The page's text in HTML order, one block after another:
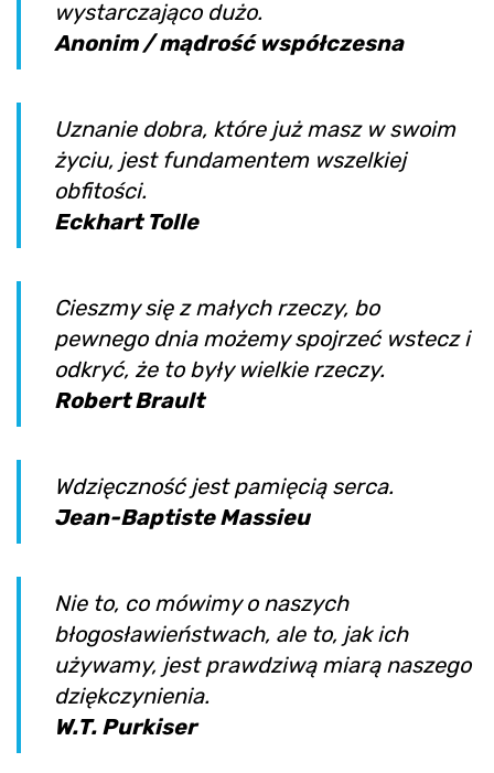
wystarczająco dużo.
Anonim / mądrość współczesna
Uznanie dobra, które już masz w swoim
życiu, jest fundamentem wszelkiej
obfitości.
Eckhart Tolle
Cieszmy się z małych rzeczy, bo
pewnego dnia możemy spojrzeć wstecz i
odkryć, że to były wielkie rzeczy.
Robert Brault
Wdzięczność jest pamięcią serca.
Jean-Baptiste Massieu
Nie to, co mówimy o naszych
błogosławieństwach, ale to, jak ich
używamy, jest prawdziwą miarą naszego
dziękczynienia.
W.T. Purkiser